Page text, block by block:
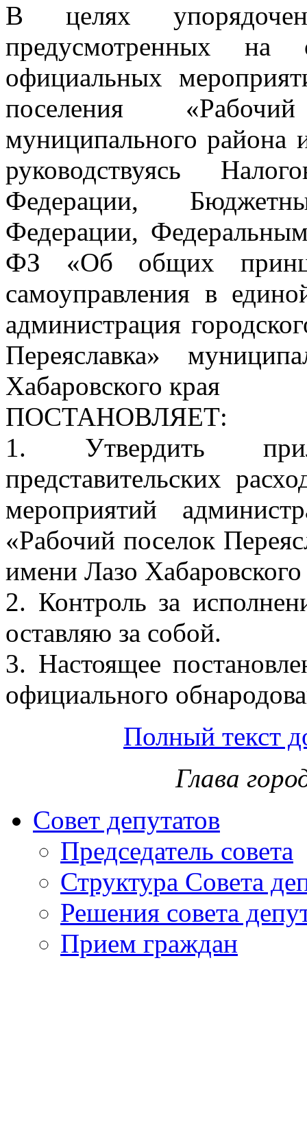
В целях
предусмотренных на
официальных
поселения
муниципального района
руководствуясь
Федерации,
Федерации,
ФЗ «Об общих
самоуправления в
администрация
Переяславка»
Хабаровского края
ПОСТАНОВЛЯЕТ:
1. Утвердить
представительских
мероприятий
«Рабочий поселок
имени Лазо Хабаровского
2. Контроль за
оставляю за собой.
3. Настоящее
официального
Полный текст
Глава
Совет депутатов
Председатель совета
Структура Совета
Решения совета
Прием граждан